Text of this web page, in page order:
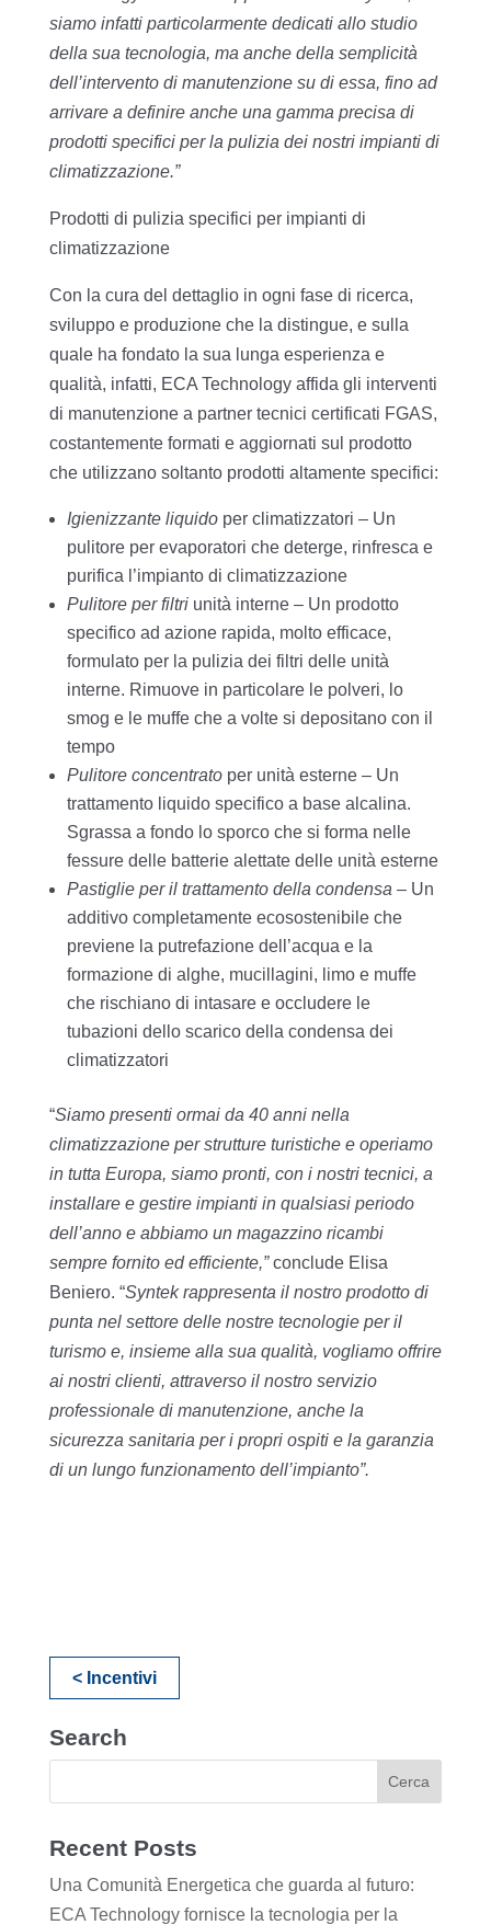
siamo infatti particolarmente dedicati allo studio
della sua tecnologia, ma anche della semplicità
dell’intervento di manutenzione su di essa, fino ad
arrivare a definire anche una gamma precisa di
prodotti specifici per la pulizia dei nostri impianti di
climatizzazione.”
Prodotti di pulizia specifici per impianti di
climatizzazione
Con la cura del dettaglio in ogni fase di ricerca,
sviluppo e produzione che la distingue, e sulla
quale ha fondato la sua lunga esperienza e
qualità, infatti, ECA Technology affida gli interventi
di manutenzione a partner tecnici certificati FGAS,
costantemente formati e aggiornati sul prodotto
che utilizzano soltanto prodotti altamente specifici:
Igienizzante liquido per climatizzatori – Un
pulitore per evaporatori che deterge, rinfresca e
purifica l’impianto di climatizzazione
Pulitore per filtri unità interne – Un prodotto
specifico ad azione rapida, molto efficace,
formulato per la pulizia dei filtri delle unità
interne. Rimuove in particolare le polveri, lo
smog e le muffe che a volte si depositano con il
tempo
Pulitore concentrato per unità esterne – Un
trattamento liquido specifico a base alcalina.
Sgrassa a fondo lo sporco che si forma nelle
fessure delle batterie alettate delle unità esterne
Pastiglie per il trattamento della condensa – Un
additivo completamente ecosostenibile che
previene la putrefazione dell’acqua e la
formazione di alghe, mucillagini, limo e muffe
che rischiano di intasare e occludere le
tubazioni dello scarico della condensa dei
climatizzatori
“Siamo presenti ormai da 40 anni nella
climatizzazione per strutture turistiche e operiamo
in tutta Europa, siamo pronti, con i nostri tecnici, a
installare e gestire impianti in qualsiasi periodo
dell’anno e abbiamo un magazzino ricambi
sempre fornito ed efficiente,”conclude Elisa
Beniero. “Syntek rappresenta il nostro prodotto di
punta nel settore delle nostre tecnologie per il
turismo e, insieme alla sua qualità, vogliamo offrire
ai nostri clienti, attraverso il nostro servizio
professionale di manutenzione, anche la
sicurezza sanitaria per i propri ospiti e la garanzia
di un lungo funzionamento dell’impianto”.
< Incentivi
Search
Recent Posts
Una Comunità Energetica che guarda al futuro:
ECA Technology fornisce la tecnologia per la